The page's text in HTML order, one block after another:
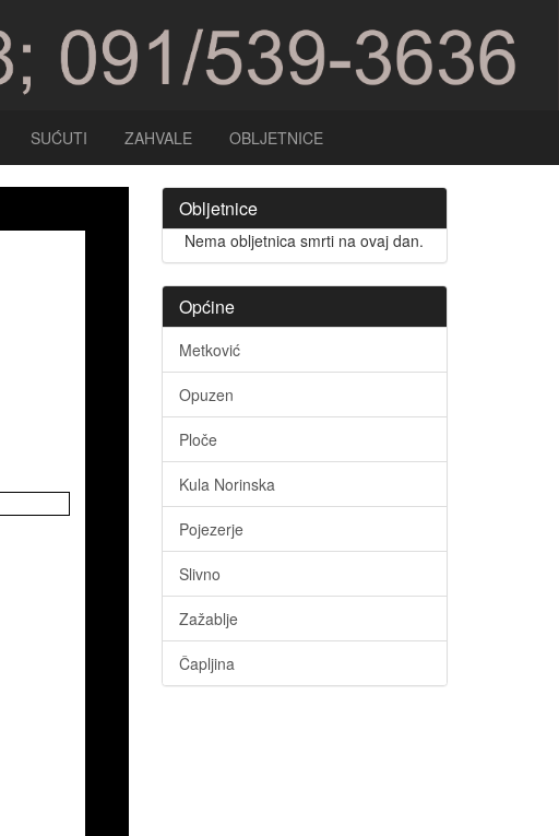
SUĆUTI ZAHVALE OBLJETNICE
Obljetnice
Nema obljetnica smrti na ovaj dan.
Općine
Metković
Opuzen
Ploče
Kula Norinska
Pojezerje
Slivno
Zažablje
Čapljina